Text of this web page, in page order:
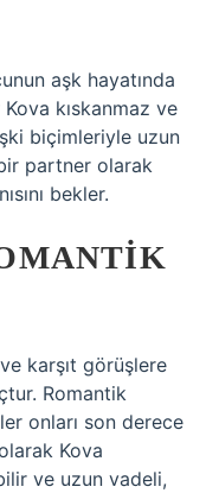
aşk hayatında
kıskanmaz ve
biçimleriyle uzun
partner olarak
bekler.
karşıt görüşlere
Romantik
onları son derece
Kova
ve uzun vadeli,